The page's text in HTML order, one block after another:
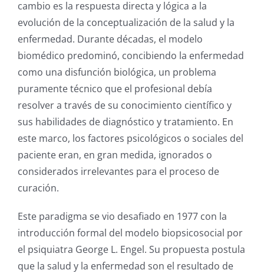
cambio es la respuesta directa y lógica a la
evolución de la conceptualización de la salud y la
enfermedad. Durante décadas, el modelo
biomédico predominó, concibiendo la enfermedad
como una disfunción biológica, un problema
puramente técnico que el profesional debía
resolver a través de su conocimiento científico y
sus habilidades de diagnóstico y tratamiento. En
este marco, los factores psicológicos o sociales del
paciente eran, en gran medida, ignorados o
considerados irrelevantes para el proceso de
curación.
Este paradigma se vio desafiado en 1977 con la
introducción formal del modelo biopsicosocial por
el psiquiatra George L. Engel. Su propuesta postula
que la salud y la enfermedad son el resultado de